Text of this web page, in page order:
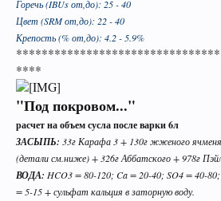
В случае, если Вы не знаете в
форума обратится с
просьба уточнить в чате этот
будут предложены подходящие
которых Вы сможете задать
найти ответ на него, если такой
поднимался на обсуждение.
Горечь (IBUs от,до): 25 - 40
Цвет (SRM от,до): 22 - 40
Крепость (% от,до): 4.2 - 5.9%
****
"Под покровом..."
расчет на объем сусла после варки 6л
ЗАСЫПЬ: 33г Карафа 3 + 130г жженого ячменя
(детали см.ниже) + 326г Аббатского + 978г
ВОДА: HCO3 = 80-120; Ca = 20-40; SO4 = 40-
= 5-15 + сульфат кальция в заторную воду.